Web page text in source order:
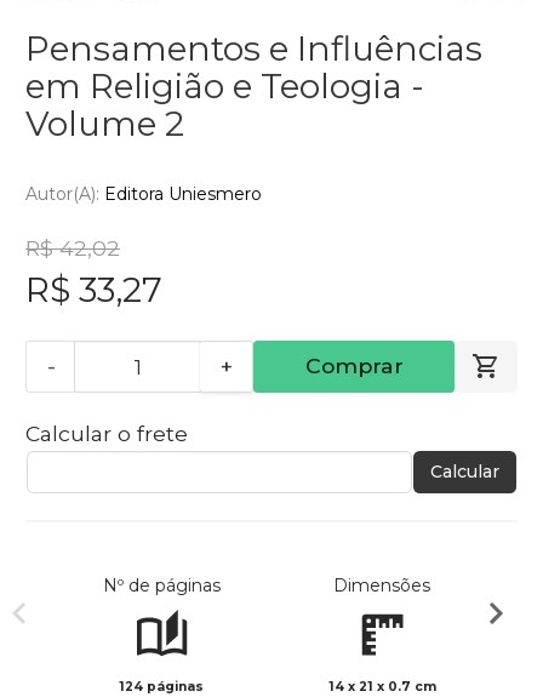
Pensamentos e Influências
em Religião e Teologia -
Volume 2
Autor(a): Editora Uniesmero
R$ 42,02
R$ 33,27
- + Comprar
Calcular o frete
Calcular
Nº de páginas
124 páginas
Dimensões
14 x 21 x 0.7 cm